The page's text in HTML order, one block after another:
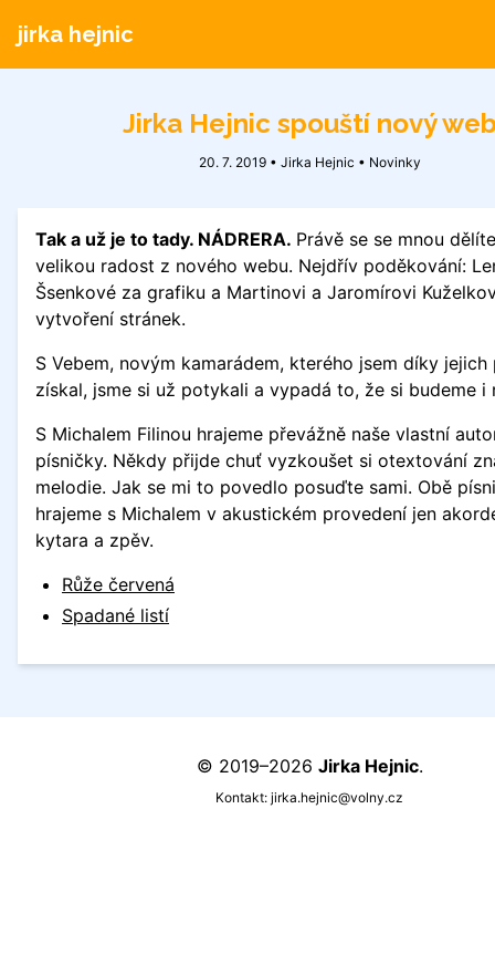
jirka hejnic
Jirka Hejnic spouští nový
20. 7. 2019 • Jirka Hejnic • Novinky
Tak a už je to tady. NÁDRERA. Právě se se mnou
velikou radost z nového webu. Nejdřív poděkování:
Šsenkové za grafiku a Martinovi a Jaromírovi
vytvoření stránek.
S Vebem, novým kamarádem, kterého jsem díky jejich
získal, jsme si už potykali a vypadá to, že si budeme i
S Michalem Filinou hrajeme převážně naše vlastní
písničky. Někdy přijde chuť vyzkoušet si otextování
melodie. Jak se mi to povedlo posuďte sami. Obě
hrajeme s Michalem v akustickém provedení jen
kytara a zpěv.
Růže červená
Spadané listí
© 2019–2026 Jirka Hejnic.
Kontakt: jirka.hejnic@volny.cz